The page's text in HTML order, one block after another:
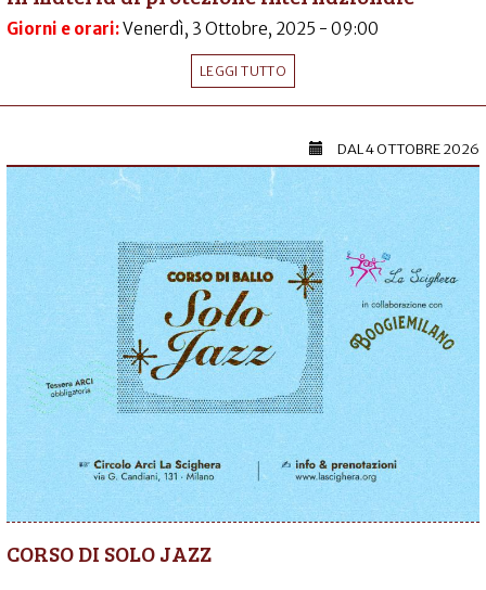
Giorni e orari:Venerdì, 3 Ottobre, 2025 - 09:00
LEGGI TUTTO
DAL4 OTTOBRE 2026
CORSO DI SOLO JAZZ